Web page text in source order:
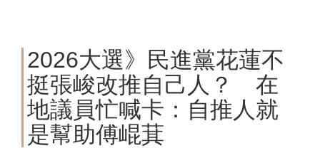
2026大選》民進黨花蓮不
挺張峻改推自己人？ 在
地議員忙喊卡：自推人就
是幫助傅崐萁